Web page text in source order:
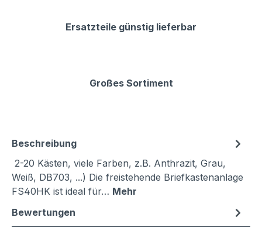
Ersatzteile günstig lieferbar
Großes Sortiment
Beschreibung
2-20 Kästen, viele Farben, z.B. Anthrazit, Grau,
Weiß, DB703, ...) Die freistehende Briefkastenanlage
FS40HK ist ideal für… Mehr
Bewertungen